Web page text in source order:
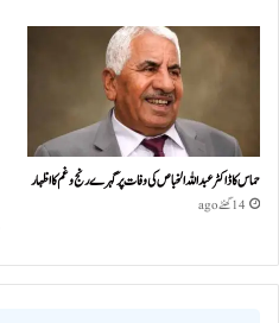
حماس کا ڈاکٹر عبداللہ الخباص کی وفات پر گہرے رنج وغم کااظہار
14 گھنٹے ago